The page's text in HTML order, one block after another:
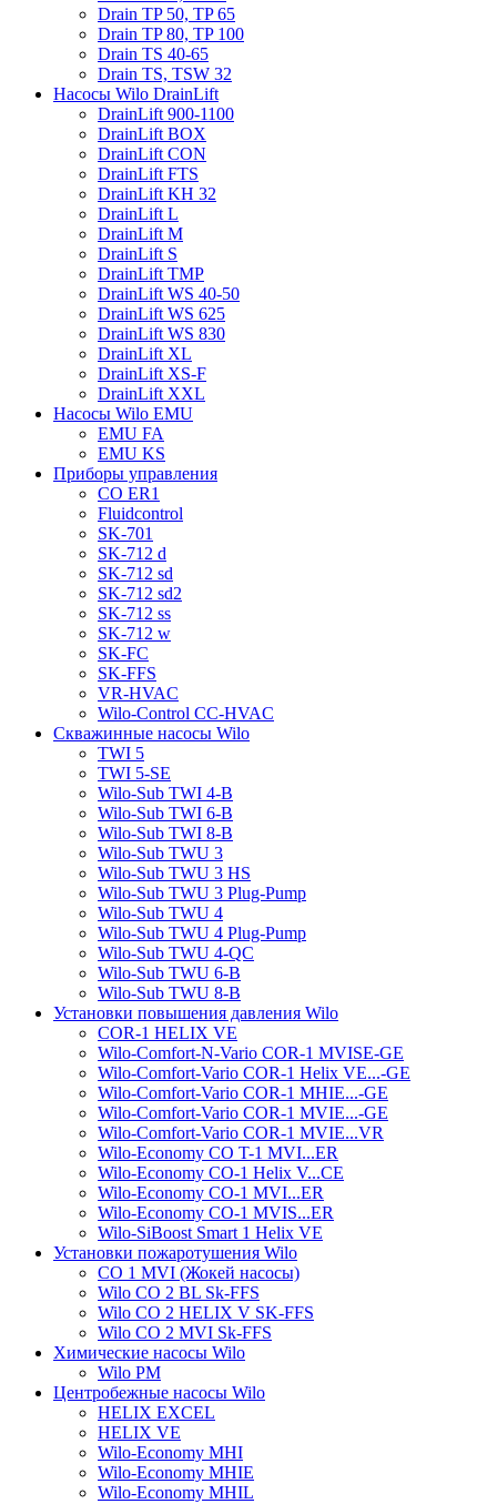
Drain TP 50, TP 65
Drain TP 80, TP 100
Drain TS 40-65
Drain TS, TSW 32
Насосы Wilo DrainLift
DrainLift 900-1100
DrainLift BOX
DrainLift CON
DrainLift FTS
DrainLift KH 32
DrainLift L
DrainLift M
DrainLift S
DrainLift TMP
DrainLift WS 40-50
DrainLift WS 625
DrainLift WS 830
DrainLift XL
DrainLift XS-F
DrainLift XXL
Насосы Wilo EMU
EMU FA
EMU KS
Приборы управления
CO ER1
Fluidcontrol
SK-701
SK-712 d
SK-712 sd
SK-712 sd2
SK-712 ss
SK-712 w
SK-FC
SK-FFS
VR-HVAC
Wilo-Control CC-HVAC
Скважинные насосы Wilo
TWI 5
TWI 5-SE
Wilo-Sub TWI 4-B
Wilo-Sub TWI 6-B
Wilo-Sub TWI 8-B
Wilo-Sub TWU 3
Wilo-Sub TWU 3 HS
Wilo-Sub TWU 3 Plug-Pump
Wilo-Sub TWU 4
Wilo-Sub TWU 4 Plug-Pump
Wilo-Sub TWU 4-QC
Wilo-Sub TWU 6-B
Wilo-Sub TWU 8-B
Установки повышения давления Wilo
COR-1 HELIX VE
Wilo-Comfort-N-Vario COR-1 MVISE-GE
Wilo-Comfort-Vario COR-1 Helix VE...-GE
Wilo-Comfort-Vario COR-1 MHIE...-GE
Wilo-Comfort-Vario COR-1 MVIE...-GE
Wilo-Comfort-Vario COR-1 MVIE...VR
Wilo-Economy CO T-1 MVI...ER
Wilo-Economy CO-1 Helix V...CE
Wilo-Economy CO-1 MVI...ER
Wilo-Economy CO-1 MVIS...ER
Wilo-SiBoost Smart 1 Helix VE
Установки пожаротушения Wilo
CO 1 MVI (Жокей насосы)
Wilo CO 2 BL Sk-FFS
Wilo CO 2 HELIX V SK-FFS
Wilo CO 2 MVI Sk-FFS
Химические насосы Wilo
Wilo PM
Центробежные насосы Wilo
HELIX EXCEL
HELIX VE
Wilo-Economy MHI
Wilo-Economy MHIE
Wilo-Economy MHIL